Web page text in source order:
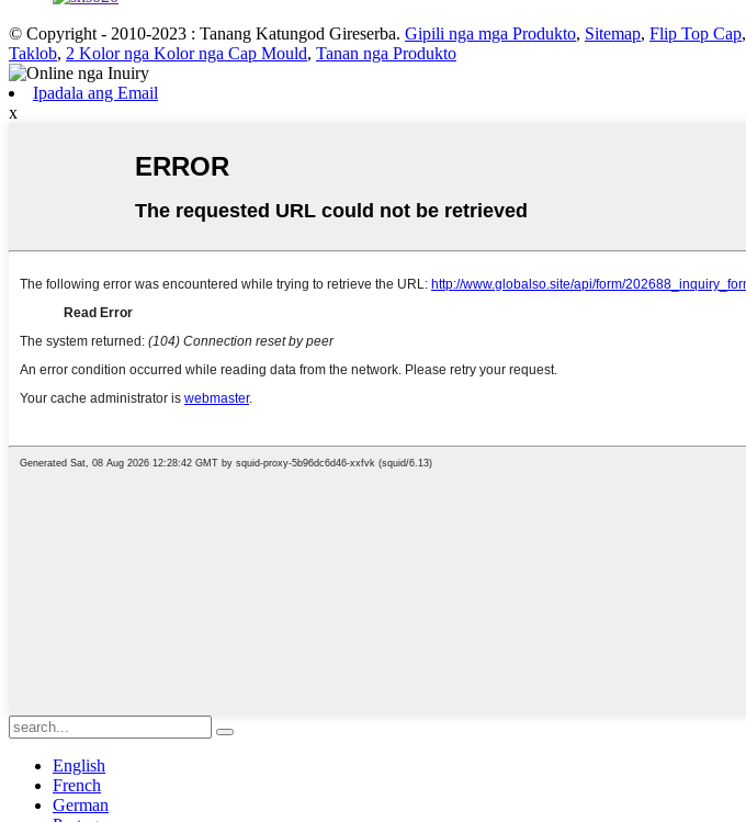
© Copyright - 2010-2023 : Tanang Katungod Gireserba. Gipili nga mga Produkto, Sitemap, Flip Top Cap,
Taklob, 2 Kolor nga Kolor nga Cap Mould, Tanan nga Produkto
Ipadala ang Email
x
English
French
German